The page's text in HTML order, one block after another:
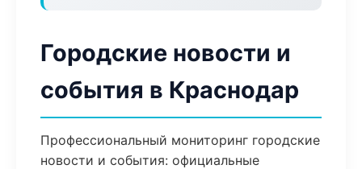
Городские новости и
события в Краснодар
Профессиональный мониторинг городские
новости и события: официальные